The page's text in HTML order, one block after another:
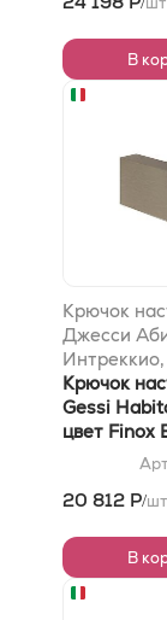
В
Крючок
Джесси
Интреккио,
Финокс
Крючок
Gessi
цвет Finox
20 812 Р/шт
В